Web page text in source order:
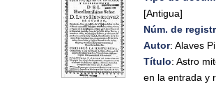
[Antigua]
Núm. de
Autor: Alaves
Título: Astro
en la entrada y